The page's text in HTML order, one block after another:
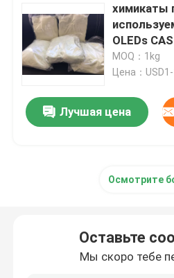
химикаты
OLEDs
MOQ：1kg
Цена：
Лучшая цена
Осмотрите
Оставьте
Мы скоро тебе